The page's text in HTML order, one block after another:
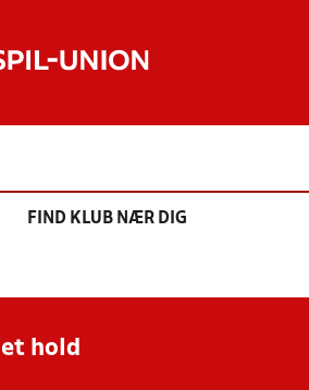
FIND KLUB NÆR DIG
hold